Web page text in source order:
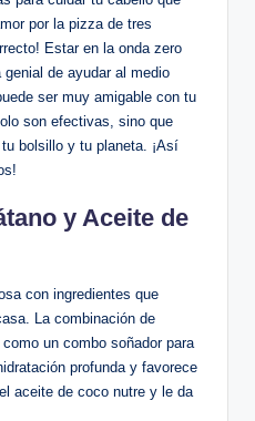
por la pizza de tres
Estar en la onda zero
de ayudar al medio
ser muy amigable con tu
son efectivas, sino que
bolsillo y tu planeta. ¡Así
y Aceite de
con ingredientes que
La combinación de
un combo soñador para
profunda y favorece
aceite de coco nutre y le da